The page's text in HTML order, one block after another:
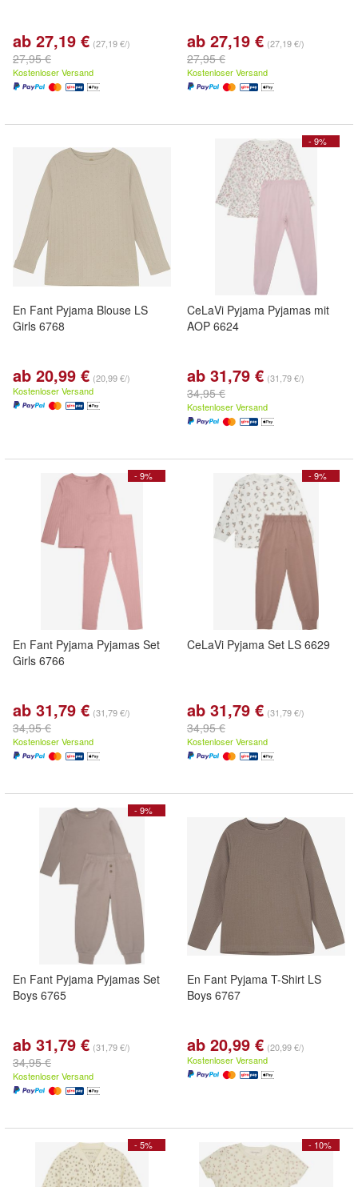
ab 27,19 € (27,19 €/)
27,95 €
Kostenloser Versand
ab 27,19 € (27,19 €/)
27,95 €
Kostenloser Versand
En Fant Pyjama Blouse LS
Girls 6768
ab 20,99 € (20,99 €/)
Kostenloser Versand
- 9%
CeLaVi Pyjama Pyjamas mit
AOP 6624
ab 31,79 € (31,79 €/)
34,95 €
Kostenloser Versand
- 9%
En Fant Pyjama Pyjamas Set
Girls 6766
ab 31,79 € (31,79 €/)
34,95 €
Kostenloser Versand
- 9%
CeLaVi Pyjama Set LS 6629
ab 31,79 € (31,79 €/)
34,95 €
Kostenloser Versand
- 9%
En Fant Pyjama Pyjamas Set
Boys 6765
ab 31,79 € (31,79 €/)
34,95 €
Kostenloser Versand
En Fant Pyjama T-Shirt LS
Boys 6767
ab 20,99 € (20,99 €/)
Kostenloser Versand
- 5% - 10%